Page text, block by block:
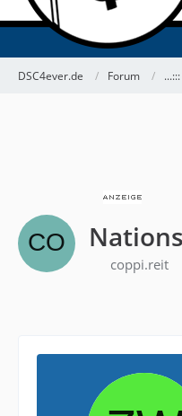
DSC4ever.de Forum
coppi.reit